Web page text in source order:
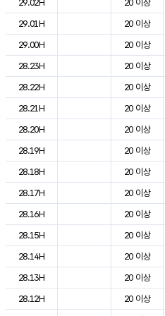
29.02H 20 이상
29.01H
20 이상
29.00H
20 이상
28.23H
20 이상
28.22H
20 이상
28.21H
20 이상
28.20H
20 이상
28.19H
20 이상
28.18H
20 이상
28.17H
20 이상
28.16H
20 이상
28.15H
20 이상
28.14H
20 이상
28.13H
20 이상
28.12H
20 이상